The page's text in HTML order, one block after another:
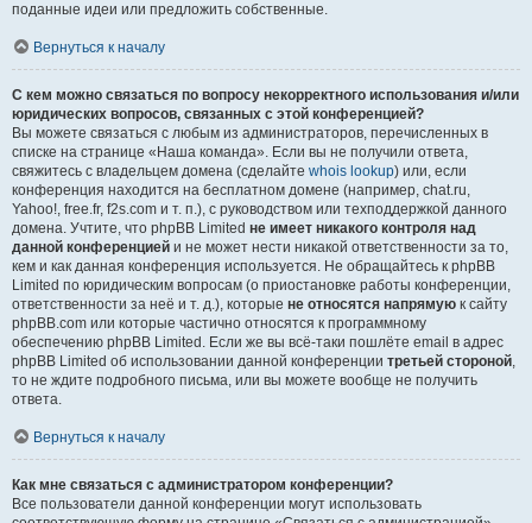
поданные идеи или предложить собственные.
Вернуться к началу
С кем можно связаться по вопросу некорректного использования и/или
юридических вопросов, связанных с этой конференцией?
Вы можете связаться с любым из администраторов, перечисленных в
списке на странице «Наша команда». Если вы не получили ответа,
свяжитесь с владельцем домена (сделайте whois lookup) или, если
конференция находится на бесплатном домене (например, chat.ru,
Yahoo!, free.fr, f2s.com и т. п.), с руководством или техподдержкой данного
домена. Учтите, что phpBB Limited не имеет никакого контроля над
данной конференцией и не может нести никакой ответственности за то,
кем и как данная конференция используется. Не обращайтесь к phpBB
Limited по юридическим вопросам (о приостановке работы конференции,
ответственности за неё и т. д.), которые не относятся напрямую к сайту
phpBB.com или которые частично относятся к программному
обеспечению phpBB Limited. Если же вы всё-таки пошлёте email в адрес
phpBB Limited об использовании данной конференции третьей стороной,
то не ждите подробного письма, или вы можете вообще не получить
ответа.
Вернуться к началу
Как мне связаться с администратором конференции?
Все пользователи данной конференции могут использовать